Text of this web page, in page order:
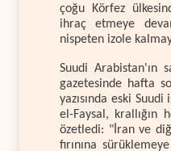
çoğu Körfez
ihraç etmeye
nispeten izole
Suudi Arabistan'ın
gazetesinde hafta
yazısında eski
el-Faysal, krallığın
özetledi: "İran ve
fırınına